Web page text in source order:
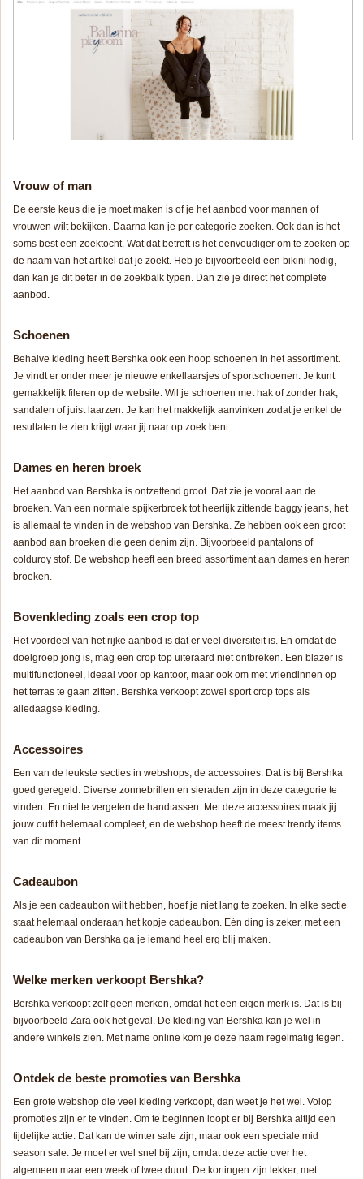
Vrouw of man
De eerste keus die je moet maken is of je het aanbod voor mannen of
vrouwen wilt bekijken. Daarna kan je per categorie zoeken. Ook dan is het
soms best een zoektocht. Wat dat betreft is het eenvoudiger om te zoeken op
de naam van het artikel dat je zoekt. Heb je bijvoorbeeld een bikini nodig,
dan kan je dit beter in de zoekbalk typen. Dan zie je direct het complete
aanbod.
Schoenen
Behalve kleding heeft Bershka ook een hoop schoenen in het assortiment.
Je vindt er onder meer je nieuwe enkellaarsjes of sportschoenen. Je kunt
gemakkelijk fileren op de website. Wil je schoenen met hak of zonder hak,
sandalen of juist laarzen. Je kan het makkelijk aanvinken zodat je enkel de
resultaten te zien krijgt waar jij naar op zoek bent.
Dames en heren broek
Het aanbod van Bershka is ontzettend groot. Dat zie je vooral aan de
broeken. Van een normale spijkerbroek tot heerlijk zittende baggy jeans, het
is allemaal te vinden in de webshop van Bershka. Ze hebben ook een groot
aanbod aan broeken die geen denim zijn. Bijvoorbeeld pantalons of
colduroy stof. De webshop heeft een breed assortiment aan dames en heren
broeken.
Bovenkleding zoals een crop top
Het voordeel van het rijke aanbod is dat er veel diversiteit is. En omdat de
doelgroep jong is, mag een crop top uiteraard niet ontbreken. Een blazer is
multifunctioneel, ideaal voor op kantoor, maar ook om met vriendinnen op
het terras te gaan zitten. Bershka verkoopt zowel sport crop tops als
alledaagse kleding.
Accessoires
Een van de leukste secties in webshops, de accessoires. Dat is bij Bershka
goed geregeld. Diverse zonnebrillen en sieraden zijn in deze categorie te
vinden. En niet te vergeten de handtassen. Met deze accessoires maak jij
jouw outfit helemaal compleet, en de webshop heeft de meest trendy items
van dit moment.
Cadeaubon
Als je een cadeaubon wilt hebben, hoef je niet lang te zoeken. In elke sectie
staat helemaal onderaan het kopje cadeaubon. Eén ding is zeker, met een
cadeaubon van Bershka ga je iemand heel erg blij maken.
Welke merken verkoopt Bershka?
Bershka verkoopt zelf geen merken, omdat het een eigen merk is. Dat is bij
bijvoorbeeld Zara ook het geval. De kleding van Bershka kan je wel in
andere winkels zien. Met name online kom je deze naam regelmatig tegen.
Ontdek de beste promoties van Bershka
Een grote webshop die veel kleding verkoopt, dan weet je het wel. Volop
promoties zijn er te vinden. Om te beginnen loopt er bij Bershka altijd een
tijdelijke actie. Dat kan de winter sale zijn, maar ook een speciale mid
season sale. Je moet er wel snel bij zijn, omdat deze actie over het
algemeen maar een week of twee duurt. De kortingen zijn lekker, met